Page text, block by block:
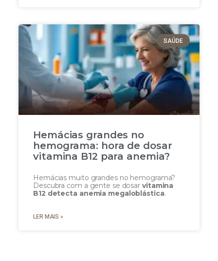
SAÚDE
Hemácias grandes no
hemograma: hora de dosar
vitamina B12 para anemia?
Hemácias muito grandes no hemograma?
Descubra com a gente se dosar vitamina
B12 detecta anemia megaloblástica.
LER MAIS »